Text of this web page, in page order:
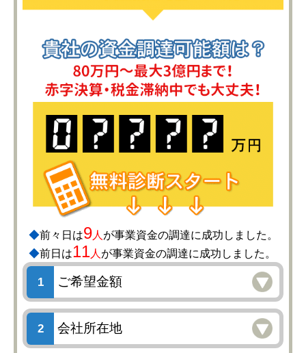
◆前々日は9人が事業資金の調達に成功しました。
◆前日は11人が事業資金の調達に成功しました。